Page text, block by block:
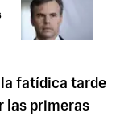
la fatídica tarde
las primeras